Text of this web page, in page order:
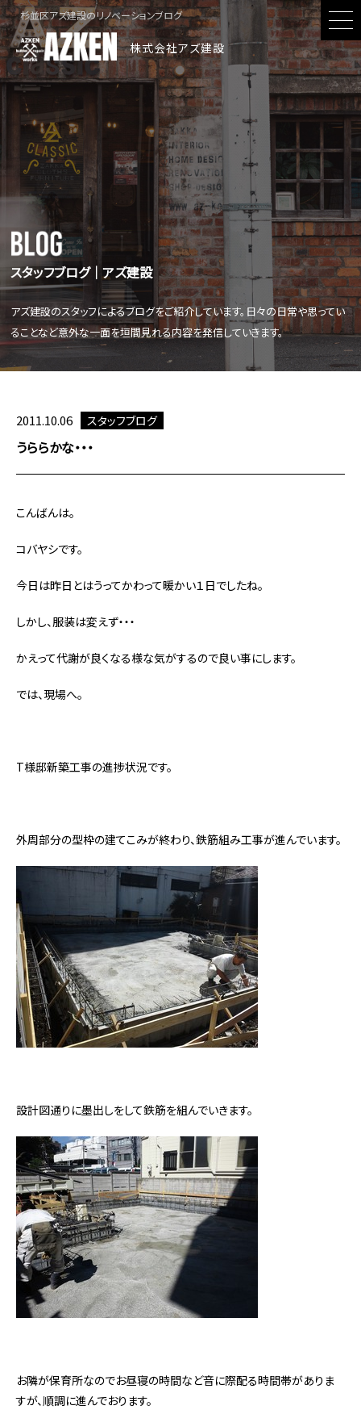
株式会社アズ建設
杉並区アズ建設のリノベーションブログ
スタッフブログ│アズ建設
アズ建設のスタッフによるブログをご紹介しています。日々の日常や思ってい
ることなど意外な一面を垣間見れる内容を発信していきます。
2011.10.06 スタッフブログ
うららかな・・・
こんばんは。
コバヤシです。
今日は昨日とはうってかわって暖かい１日でしたね。
しかし、服装は変えず・・・
かえって代謝が良くなる様な気がするので良い事にします。
では、現場へ。
T様邸新築工事の進捗状況です。
外周部分の型枠の建てこみが終わり、鉄筋組み工事が進んでいます。
設計図通りに墨出しをして鉄筋を組んでいきます。
お隣が保育所なのでお昼寝の時間など音に際配る時間帯がありま
すが、順調に進んでおります。